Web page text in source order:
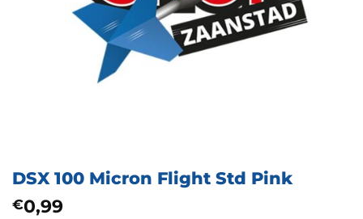
DSX 100 Micron Flight Std Pink
€0,99